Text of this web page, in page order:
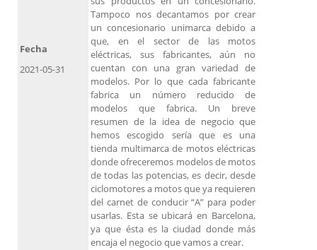
Tampoco nos decantamos por crear
un concesionario unimarca debido a
que, en el sector de las motos
eléctricas, sus fabricantes, aún no
cuentan con una gran variedad de
modelos. Por lo que cada fabricante
fabrica un número reducido de
modelos que fabrica. Un breve
resumen de la idea de negocio que
hemos escogido sería que es una
tienda multimarca de motos eléctricas
donde ofreceremos modelos de motos
de todas las potencias, es decir, desde
ciclomotores a motos que ya requieren
del carnet de conducir “A” para poder
usarlas. Esta se ubicará en Barcelona,
ya que ésta es la ciudad donde más
encaja el negocio que vamos a crear.
Fecha
2021-05-31